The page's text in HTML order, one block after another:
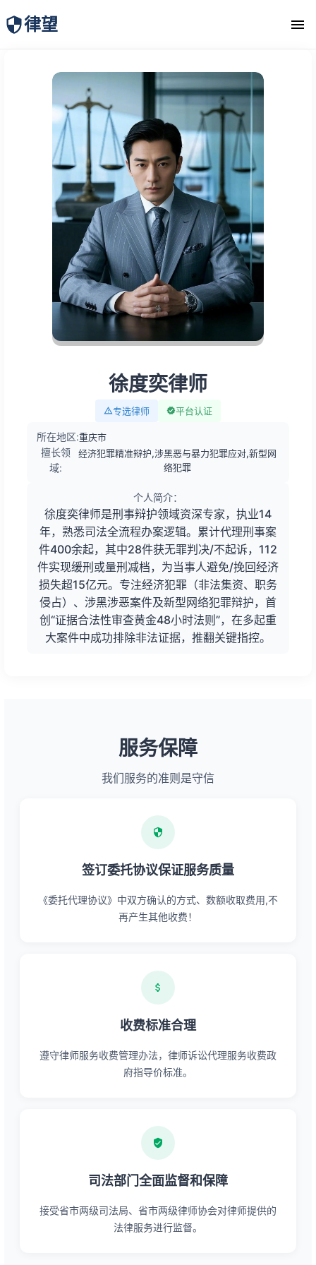
律望
律师团队
徐度奕律师
专选律师 平台认证
所在地区:重庆市
擅长领
域:
经济犯罪精准辩护,涉黑恶与暴力犯罪应对,新型网
络犯罪
个人简介：
徐度奕律师是刑事辩护领域资深专家，执业14
年，熟悉司法全流程办案逻辑。累计代理刑事案
件400余起，其中28件获无罪判决/不起诉，112
件实现缓刑或量刑减档，为当事人避免/挽回经济
损失超15亿元。专注经济犯罪（非法集资、职务
侵占）、涉黑涉恶案件及新型网络犯罪辩护，首
创“证据合法性审查黄金48小时法则”，在多起重
大案件中成功排除非法证据，推翻关键指控。
服务保障
我们服务的准则是守信
签订委托协议保证服务质量
《委托代理协议》中双方确认的方式、数额收取费用,不
再产生其他收费！
收费标准合理
遵守律师服务收费管理办法，律师诉讼代理服务收费政
府指导价标准。
司法部门全面监督和保障
接受省市两级司法局、省市两级律师协会对律师提供的
法律服务进行监督。